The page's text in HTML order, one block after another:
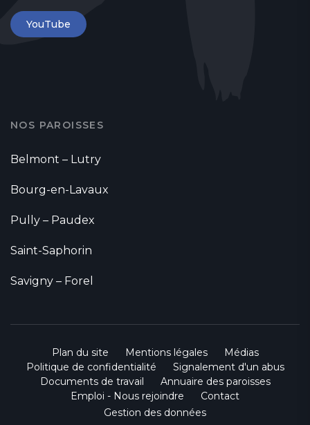
YouTube
NOS PAROISSES
Belmont – Lutry
Bourg-en-Lavaux
Pully – Paudex
Saint-Saphorin
Savigny – Forel
Plan du site Mentions légales
Médias
Politique de confidentialité
Signalement d'un abus
Documents de travail
Annuaire des paroisses
Emploi - Nous rejoindre
Contact
Gestion des données